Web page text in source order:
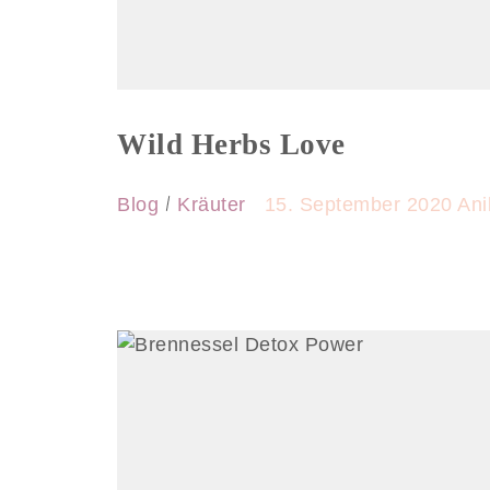
Wild Herbs Love
Blog Kräuter 15. September 2020